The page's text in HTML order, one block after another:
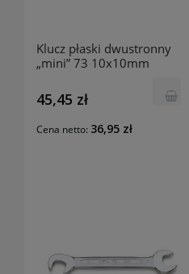
Klucz płaski dwustronny
„mini” 73 10x10mm
45,45 zł
Cena netto: 36,95 zł